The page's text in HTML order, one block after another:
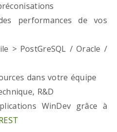
de vos
> PostGreSQL / Oracle /
dans votre équipe
R&D
WinDev grâce à